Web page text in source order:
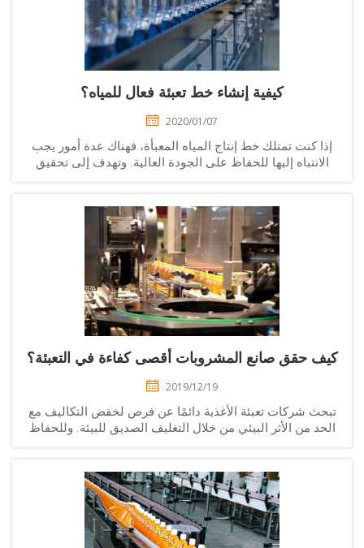
كيفية إنشاء خط تعبئة فعال للمياه؟
2020/01/07
كنت تمتلك خط إنتاج المياه المعبأة، فهناك عدة أمور يجب
الانتباه إليها للحفاظ على الجودة العالية. وتهدف إلى تحقيق
حقق صانع المشروبات أقصى كفاءة في التعبئة؟
2019/12/19
شركات تعبئة الأغذية دائمًا عن فرص لخفض التكاليف مع
من الأثر البيئي من خلال التغليف الصديق للبيئة. وللحفاظ